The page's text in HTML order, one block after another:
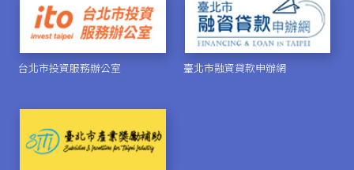
台北市投資服務辦公室 臺北市融資貸款申辦網